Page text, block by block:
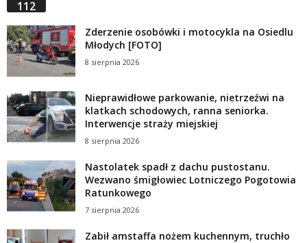
112
Zderzenie osobówki i motocykla na Osiedlu
Młodych [FOTO]
8 sierpnia 2026
Nieprawidłowe parkowanie, nietrzeźwi na
klatkach schodowych, ranna seniorka.
Interwencje straży miejskiej
8 sierpnia 2026
Nastolatek spadł z dachu pustostanu.
Wezwano śmigłowiec Lotniczego Pogotowia
Ratunkowego
7 sierpnia 2026
Zabił amstaffa nożem kuchennym, truchło